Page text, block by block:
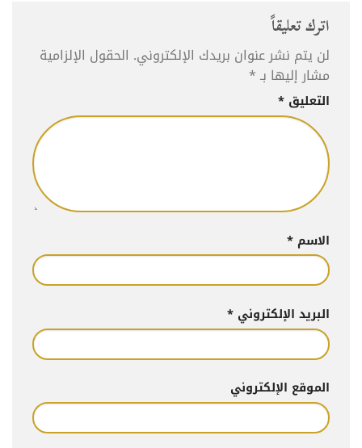
اترك تعليقاً
لن يتم نشر عنوان بريدك الإلكتروني. الحقول الإلزامية
مشار إليها بـ*
التعليق *
الاسم *
البريد الإلكتروني *
الموقع الإلكتروني